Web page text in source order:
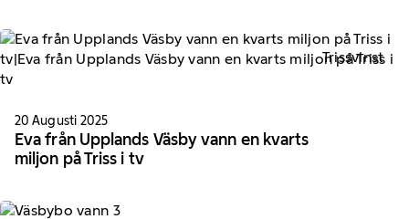
Trissvinst
20 Augusti 2025
Eva från Upplands Väsby vann en kvarts
miljon på Triss i tv